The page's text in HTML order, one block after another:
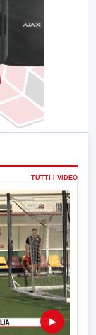
TUTTI I VIDEO
▶